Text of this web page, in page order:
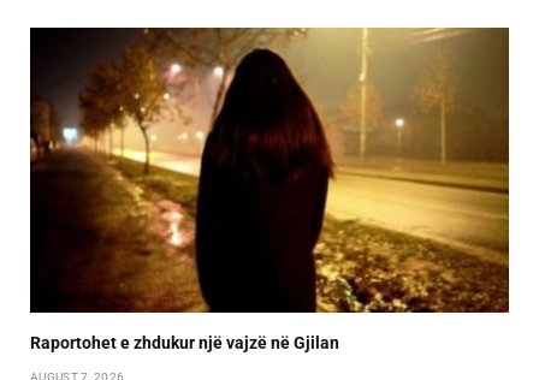
Raportohet e zhdukur një vajzë në Gjilan
AUGUST 7, 2026